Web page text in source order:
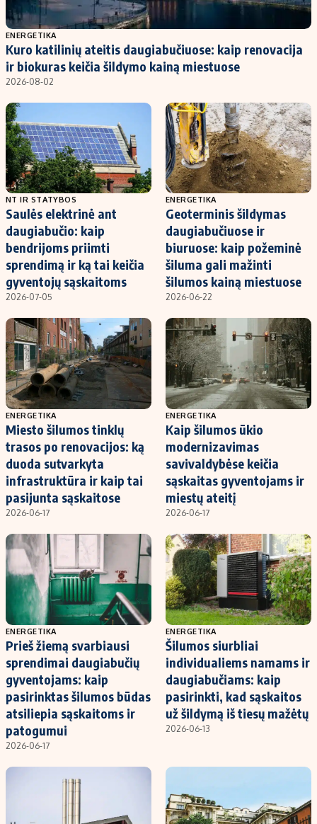
ENERGETIKA
Kuro katilinių ateitis daugiabučiuose: kaip renovacija
ir biokuras keičia šildymo kainą miestuose
2026-08-02
NT IR STATYBOS
Saulės elektrinė ant
daugiabučio: kaip
bendrijoms priimti
sprendimą ir ką tai keičia
gyventojų sąskaitoms
2026-07-05
ENERGETIKA
Geoterminis šildymas
daugiabučiuose ir
biuruose: kaip požeminė
šiluma gali mažinti
šilumos kainą miestuose
2026-06-22
ENERGETIKA
Miesto šilumos tinklų
trasos po renovacijos: ką
duoda sutvarkyta
infrastruktūra ir kaip tai
pasijunta sąskaitose
2026-06-17
ENERGETIKA
Kaip šilumos ūkio
modernizavimas
savivaldybėse keičia
sąskaitas gyventojams ir
miestų ateitį
2026-06-17
ENERGETIKA
Prieš žiemą svarbiausi
sprendimai daugiabučių
gyventojams: kaip
pasirinktas šilumos būdas
atsiliepia sąskaitoms ir
patogumui
2026-06-17
ENERGETIKA
Šilumos siurbliai
individualiems namams ir
daugiabučiams: kaip
pasirinkti, kad sąskaitos
už šildymą iš tiesų mažėtų
2026-06-13